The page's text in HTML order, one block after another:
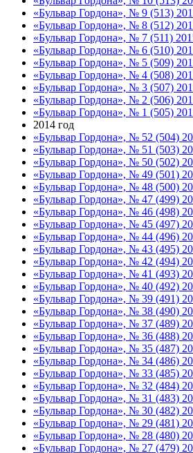
«Бульвар Гордона», № 9 (513)
«Бульвар Гордона», № 8 (512)
«Бульвар Гордона», № 7 (511)
«Бульвар Гордона», № 6 (510)
«Бульвар Гордона», № 5 (509)
«Бульвар Гордона», № 4 (508)
«Бульвар Гордона», № 3 (507)
«Бульвар Гордона», № 2 (506)
«Бульвар Гордона», № 1 (505)
2014 год
«Бульвар Гордона», № 52 (504)
«Бульвар Гордона», № 51 (503)
«Бульвар Гордона», № 50 (502)
«Бульвар Гордона», № 49 (501)
«Бульвар Гордона», № 48 (500)
«Бульвар Гордона», № 47 (499)
«Бульвар Гордона», № 46 (498)
«Бульвар Гордона», № 45 (497)
«Бульвар Гордона», № 44 (496)
«Бульвар Гордона», № 43 (495)
«Бульвар Гордона», № 42 (494)
«Бульвар Гордона», № 41 (493)
«Бульвар Гордона», № 40 (492)
«Бульвар Гордона», № 39 (491)
«Бульвар Гордона», № 38 (490)
«Бульвар Гордона», № 37 (489)
«Бульвар Гордона», № 36 (488)
«Бульвар Гордона», № 35 (487)
«Бульвар Гордона», № 34 (486)
«Бульвар Гордона», № 33 (485)
«Бульвар Гордона», № 32 (484)
«Бульвар Гордона», № 31 (483)
«Бульвар Гордона», № 30 (482)
«Бульвар Гордона», № 29 (481)
«Бульвар Гордона», № 28 (480)
«Бульвар Гордона», № 27 (479)